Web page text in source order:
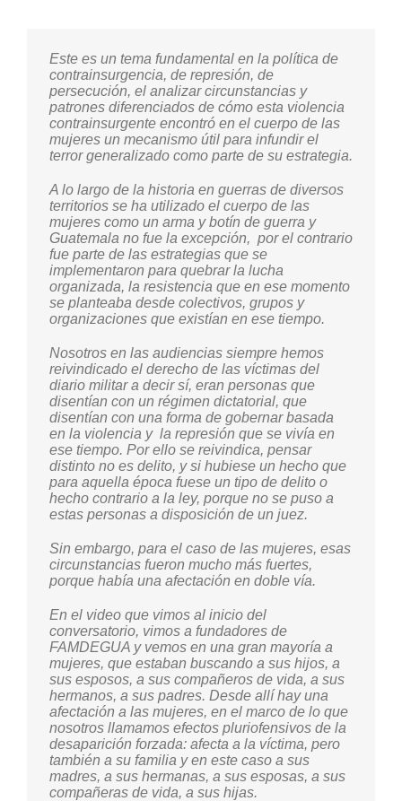
También pedimos que se garantice que cada
uno de los organismos del estado funcione
como debe ser, como lo mandata la
constitución política de Guatemala, porque es
evidente la cooptación que hay de estos
organismos, una regresión antidemocrática que
hace mucho daño.
Que se detenga la criminalización, la
persecución, yo he tenido seguimiento desde
hace tres meses y ha sido tan descarado,
abierto, no les importa. Entonces es una
situación muy complicada porque regresan
todo esos miedos, todo lo vivido, situaciones
que lastiman los procesos legales.
Este es un tema fundamental en la política de
contrainsurgencia, de represión, de
persecución, el analizar circunstancias y
patrones diferenciados de cómo esta violencia
contrainsurgente encontró en el cuerpo de las
mujeres un mecanismo útil para infundir el
terror generalizado como parte de su estrategia.
A lo largo de la historia en guerras de diversos
territorios se ha utilizado el cuerpo de las
mujeres como un arma y botín de guerra y
Guatemala no fue la excepción, por el contrario
fue parte de las estrategias que se
implementaron para quebrar la lucha
organizada, la resistencia que en ese momento
se planteaba desde colectivos, grupos y
organizaciones que existían en ese tiempo.
Nosotros en las audiencias siempre hemos
reivindicado el derecho de las víctimas del
diario militar a decir sí, eran personas que
disentían con un régimen dictatorial, que
disentían con una forma de gobernar basada
en la violencia y la represión que se vivía en
ese tiempo. Por ello se reivindica, pensar
distinto no es delito, y si hubiese un hecho que
para aquella época fuese un tipo de delito o
hecho contrario a la ley, porque no se puso a
estas personas a disposición de un juez.
Sin embargo, para el caso de las mujeres, esas
circunstancias fueron mucho más fuertes,
porque había una afectación en doble vía.
En el video que vimos al inicio del
conversatorio, vimos a fundadores de
FAMDEGUA y vemos en una gran mayoría a
mujeres, que estaban buscando a sus hijos, a
sus esposos, a sus compañeros de vida, a sus
hermanos, a sus padres. Desde allí hay una
afectación a las mujeres, en el marco de lo que
nosotros llamamos efectos pluriofensivos de la
desaparición forzada: afecta a la víctima, pero
también a su familia y en este caso a sus
madres, a sus hermanas, a sus esposas, a sus
compañeras de vida, a sus hijas.
Nuestras experiencias de lucha han sido
dolorosas, pero sumamente necesarias. Ha
implicado a varias generaciones, porque una
de las situaciones que habría que mencionar
es que en este caso estamos las mujeres que
aparecen, están sus fotos, en algunos casos
sus nombres o seudónimos, eso demostraba su
hacer algo para cambiar este país. Pero hay
otras miles que no aparecen en el diario y
están otras mujeres alrededor, hijas, madres,
también hombres, sus familias, sus hijos, una
serie de personas que fueron lastimadas. Y así
de lastimados se tuvo que emprender la lucha
por la búsqueda durante bastantes años.
Entonces ha implicado en diversas ocasiones
desaparecidos, se han enfermado. Es tanta la
angustia, el dolor, el rompimiento en las
familias por lo que pasó, en medio de esas
rupturas las mujeres han tenido que seguir
caminando.
El rol de las mujeres como cuidadoras en
muchos casos se incrementó y tuvieron que
asumir a otros familiares, porque se quedaron
sin mamá, por ejemplo. Entonces esas mismas
situaciones han hecho que la lucha que se
principalmente ahora que se mira todo esto que
está pasando, aun después de tantos años no
se ve claridad, por momentos se mira que se
situacion que tambien lastima a todas las
personas en esta búsqueda, porque no hay
certeza de que las familias no van a sufrir
nuevamente la represión, la violencia que se
vivió en el pasado. Así que es una búsqueda
llena de temor, pero esto que se hace es
movido por el amor, el amor a la familia, al país,
a los ancestros.
Y también podemos ver que de alguna manera
todos los objetivos el torturar a las mujeres el
mantenerlas en una cárcel clandestina, la